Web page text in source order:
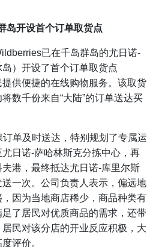
岛开设首个订单取货点
已在千岛群岛的尤日诺-
）开设了首个订单取货点
提供便捷的在线购物服务。该取货
数千份来自“大陆”的订单送达买
单及时送达，特别规划了专属运
日诺-萨哈林斯克分拣中心，再
港，最终抵达尤日诺-库里尔斯
一次。公司负责人表示，偏远地
因为当地商店稀少，商品种类有
了居民对优质商品的需求，还带
民对该分店的开业反应积极，大
评价。